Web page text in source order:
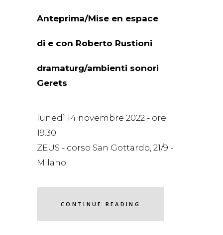
Anteprima/Mise en espace
di e con Roberto Rustioni
dramaturg/ambienti sonori
Gerets
lunedì 14 novembre 2022 - ore
19.30
ZEUS - corso San Gottardo, 21/9 -
Milano
CONTINUE READING